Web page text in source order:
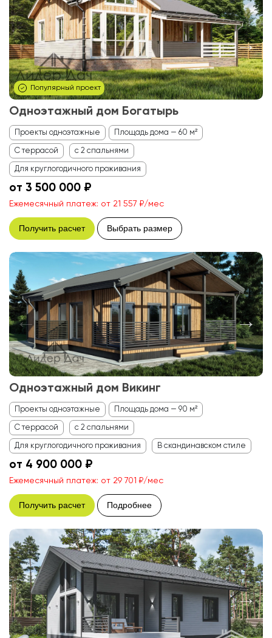
Популярный проект
Одноэтажный дом Богатырь
Проекты одноэтажные Площадь дома — 60 м²
С террасой с 2 спальнями
Для круглогодичного проживания
от 3 500 000 ₽
Ежемесячный платеж: от 21 557 ₽/мес
Получить расчет Выбрать размер
Одноэтажный дом Викинг
Проекты одноэтажные Площадь дома — 90 м²
С террасой с 2 спальнями
Для круглогодичного проживания В скандинавском стиле
от 4 900 000 ₽
Ежемесячный платеж: от 29 701 ₽/мес
Получить расчет Подробнее